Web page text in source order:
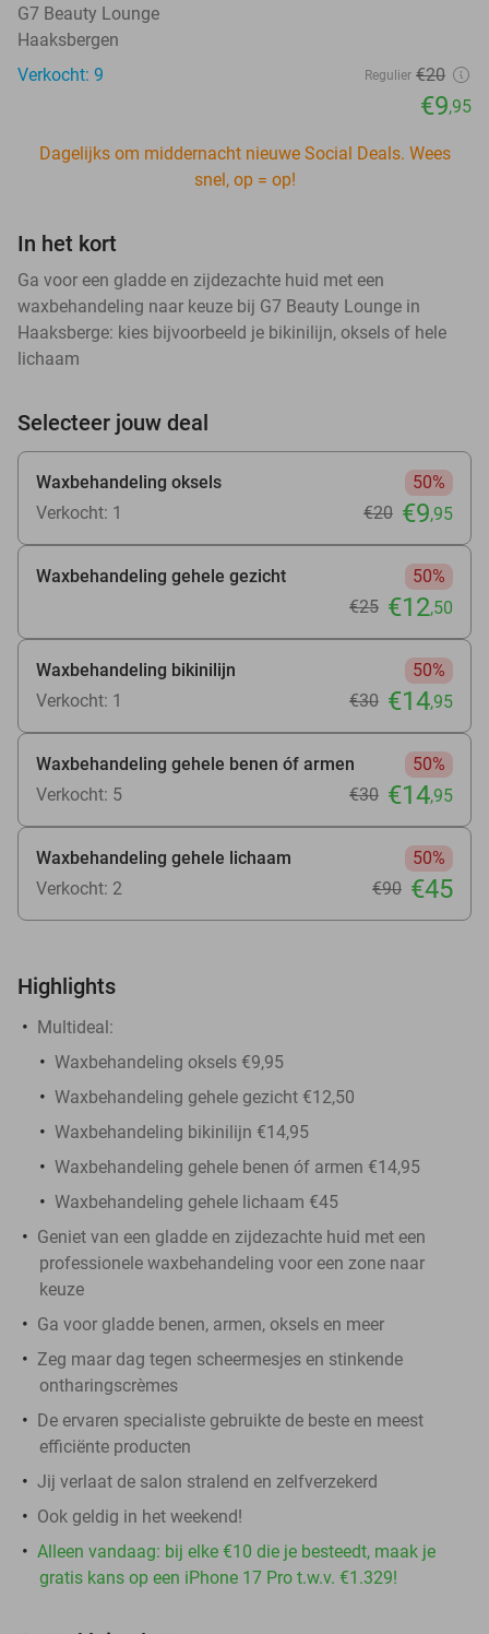
G7 Beauty Lounge
Haaksbergen
Verkocht: 9
Regulier €20
€9,95
Dagelijks om middernacht nieuwe Social Deals. Wees
snel, op = op!
In het kort
Ga voor een gladde en zijdezachte huid met een
waxbehandeling naar keuze bij G7 Beauty Lounge in
Haaksberge: kies bijvoorbeeld je bikinilijn, oksels of hele
lichaam
Selecteer jouw deal
Waxbehandeling oksels
50%
Verkocht: 1
€20 €9,95
Waxbehandeling gehele gezicht
50%
€25 €12,50
Waxbehandeling bikinilijn
50%
Verkocht: 1
€30 €14,95
Waxbehandeling gehele benen óf armen
50%
Verkocht: 5
€30 €14,95
Waxbehandeling gehele lichaam
50%
Verkocht: 2
€90 €45
Highlights
Multideal:
Waxbehandeling oksels €9,95
Waxbehandeling gehele gezicht €12,50
Waxbehandeling bikinilijn €14,95
Waxbehandeling gehele benen óf armen €14,95
Waxbehandeling gehele lichaam €45
Geniet van een gladde en zijdezachte huid met een
professionele waxbehandeling voor een zone naar
keuze
Ga voor gladde benen, armen, oksels en meer
Zeg maar dag tegen scheermesjes en stinkende
ontharingscrèmes
De ervaren specialiste gebruikte de beste en meest
efficiënte producten
Jij verlaat de salon stralend en zelfverzekerd
Ook geldig in het weekend!
Alleen vandaag: bij elke €10 die je besteedt, maak je
gratis kans op een iPhone 17 Pro t.w.v. €1.329!